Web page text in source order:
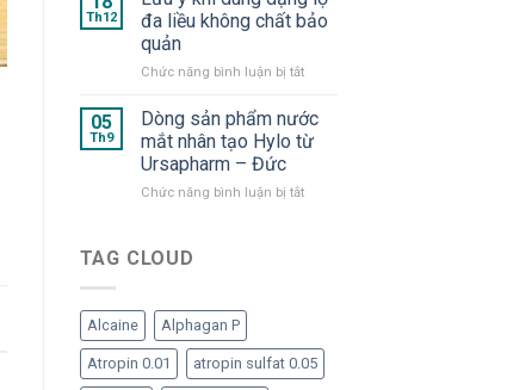
dạng
tép
nghễ”
cần
thiết
mắt
và
OMK
–
tấn”
trong
nước
Th12
đa liều không chất bảo
quản
Chức năng bình luận bị tắtở
ý
khi
dùng
lọ
05
Th9
Dòng sản phẩm nước
mắt nhân tạo Hylo từ
Ursapharm – Đức
Chức năng bình luận bị tắtở
Hylo
TAG CLOUD
Alcaine Alphagan P
Atropin 0.01 atropin sulfat 0.05